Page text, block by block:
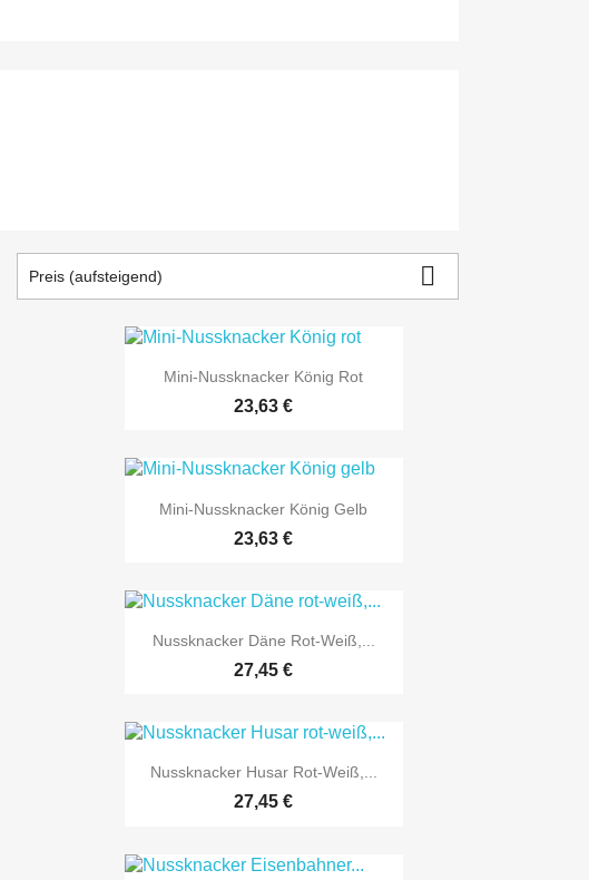
Preis (aufsteigend) 
 Vorschau
Mini-Nussknacker König Rot
23,63 €
 Vorschau
Mini-Nussknacker König Gelb
23,63 €
 Vorschau
Nussknacker Däne Rot-Weiß,...
27,45 €
 Vorschau
Nussknacker Husar Rot-Weiß,...
27,45 €